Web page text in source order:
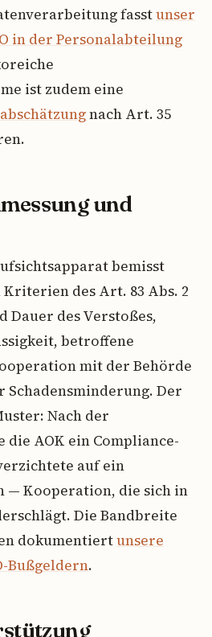
fasstunser
in der Personalabteilung
ist zudem eine
nach Art. 35
und
bemisst
des Art. 83 Abs. 2
Dauer des Verstoßes,
betroffene
mit der Behörde
Schadensminderung. Der
Nach der
die AOK ein Compliance-
auf ein
— Kooperation, die sich in
Die Bandbreite
dokumentiertunsere
Bußgeldern.